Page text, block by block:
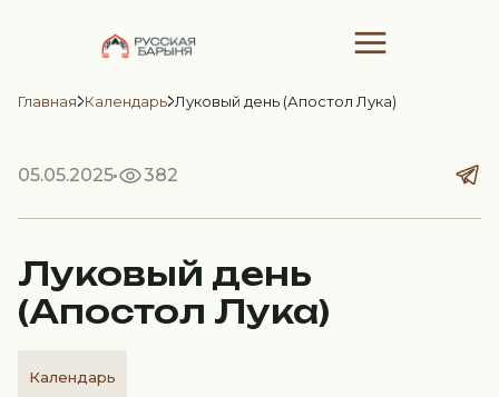
Главная Календарь Луковый день (Апостол Лука)
05.05.2025 382
Луковый день
(Апостол Лука)
Календарь